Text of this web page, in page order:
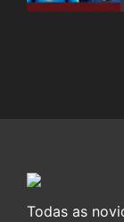
Todas as